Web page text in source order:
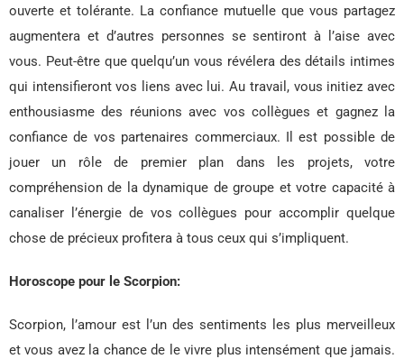
ouverte et tolérante. La confiance mutuelle que vous partagez
augmentera et d’autres personnes se sentiront à l’aise avec
vous. Peut-être que quelqu’un vous révélera des détails intimes
qui intensifieront vos liens avec lui. Au travail, vous initiez avec
enthousiasme des réunions avec vos collègues et gagnez la
confiance de vos partenaires commerciaux. Il est possible de
jouer un rôle de premier plan dans les projets, votre
compréhension de la dynamique de groupe et votre capacité à
canaliser l’énergie de vos collègues pour accomplir quelque
chose de précieux profitera à tous ceux qui s’impliquent.
Horoscope pour le Scorpion:
Scorpion, l’amour est l’un des sentiments les plus merveilleux
et vous avez la chance de le vivre plus intensément que jamais.